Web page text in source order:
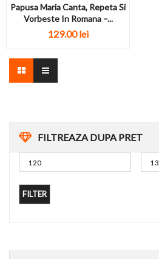
FILTREAZA DUPA PRET
FILTER
Papusa Maria Canta, Repeta Si
Vorbeste In Romana –...
129.00lei